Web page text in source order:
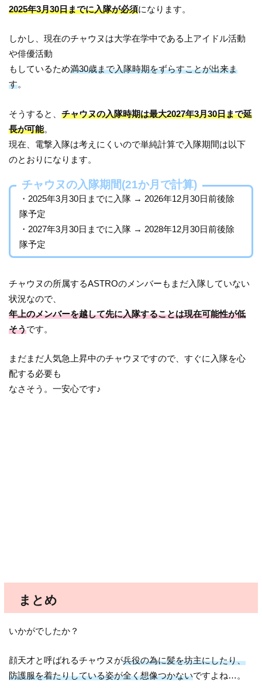
2025年3月30日までに入隊が必須になります。
しかし、現在のチャウヌは大学在学中である上アイドル活動
や俳優活動
もしているため満30歳まで入隊時期をずらすことが出来ま
す。
そうすると、チャウヌの入隊時期は最大2027年3月30日まで延
長が可能。
現在、電撃入隊は考えにくいので単純計算で入隊期間は以下
のとおりになります。
チャウヌの入隊期間(21か月で計算)
・2025年3月30日までに入隊 → 2026年12月30日前後除
隊予定
・2027年3月30日までに入隊 → 2028年12月30日前後除
隊予定
チャウヌの所属するASTROのメンバーもまだ入隊していない
状況なので、
年上のメンバーを越して先に入隊することは現在可能性が低
そうです。
まだまだ人気急上昇中のチャウヌですので、すぐに入隊を心
配する必要も
なさそう。一安心です♪
まとめ
いかがでしたか？
顔天才と呼ばれるチャウヌが兵役の為に髪を坊主にしたり、
防護服を着たりしている姿が全く想像つかないですよね…。